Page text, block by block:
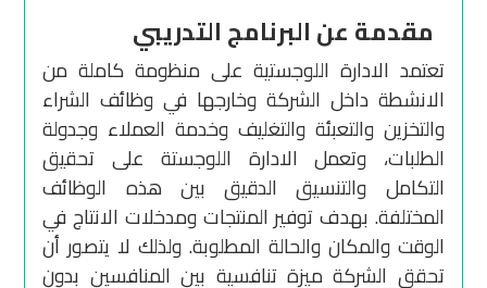
مقدمة عن البرنامج التدريبي
تعتمد الادارة اللوجستية على منظومة كاملة من
الانشطة داخل الشركة وخارجها في وظائف الشراء
والتخزين والتعبئة والتغليف وخدمة العملاء وجدولة
الطلبات، وتعمل الادارة اللوجستة على تحقيق
التكامل والتنسيق الدقيق بين هذه الوظائف
المختلفة. بهدف توفير المنتجات ومدخلات الانتاج في
الوقت والمكان والحالة المطلوبة. ولذلك لا يتصور أن
تحقق الشركة ميزة تنافسية بين المنافسين بدون